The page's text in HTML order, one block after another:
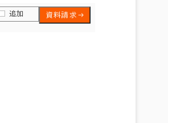
追加 資料請求